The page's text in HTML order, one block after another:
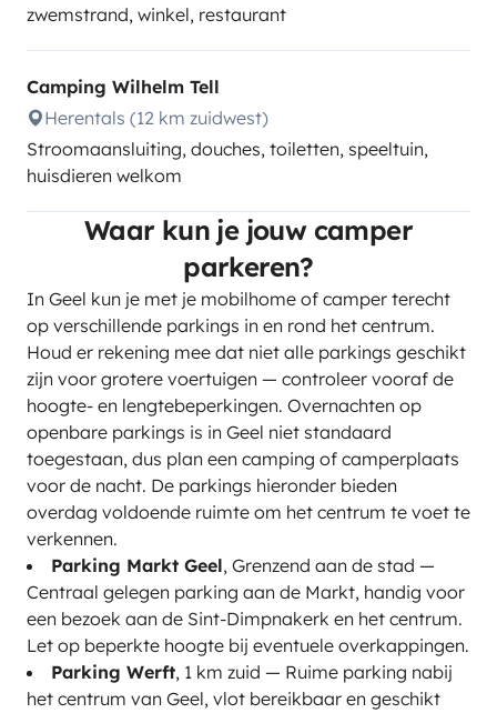
zwemstrand, winkel, restaurant
Camping Wilhelm Tell
Herentals (12 km zuidwest)
Stroomaansluiting, douches, toiletten, speeltuin,
huisdieren welkom
Waar kun je jouw camper
parkeren?
In Geel kun je met je mobilhome of camper terecht
op verschillende parkings in en rond het centrum.
Houd er rekening mee dat niet alle parkings geschikt
zijn voor grotere voertuigen — controleer vooraf de
hoogte- en lengtebeperkingen. Overnachten op
openbare parkings is in Geel niet standaard
toegestaan, dus plan een camping of camperplaats
voor de nacht. De parkings hieronder bieden
overdag voldoende ruimte om het centrum te voet te
verkennen.
Parking Markt Geel, Grenzend aan de stad —
Centraal gelegen parking aan de Markt, handig voor
een bezoek aan de Sint-Dimpnakerk en het centrum.
Let op beperkte hoogte bij eventuele overkappingen.
Parking Werft, 1 km zuid — Ruime parking nabij
het centrum van Geel, vlot bereikbaar en geschikt